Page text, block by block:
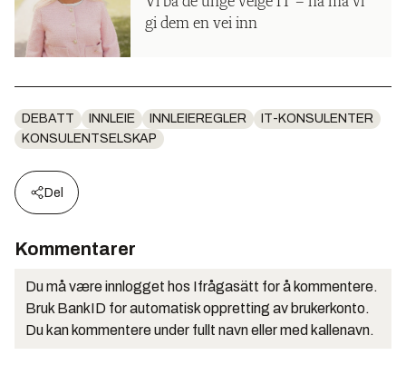
gi dem en vei inn
DEBATT INNLEIE INNLEIEREGLER
IT-KONSULENTER
KONSULENTSELSKAP
Del
Kommentarer
Du må være innlogget hos Ifrågasätt for å kommentere.
Bruk BankID for automatisk oppretting av brukerkonto.
Du kan kommentere under fullt navn eller med kallenavn.